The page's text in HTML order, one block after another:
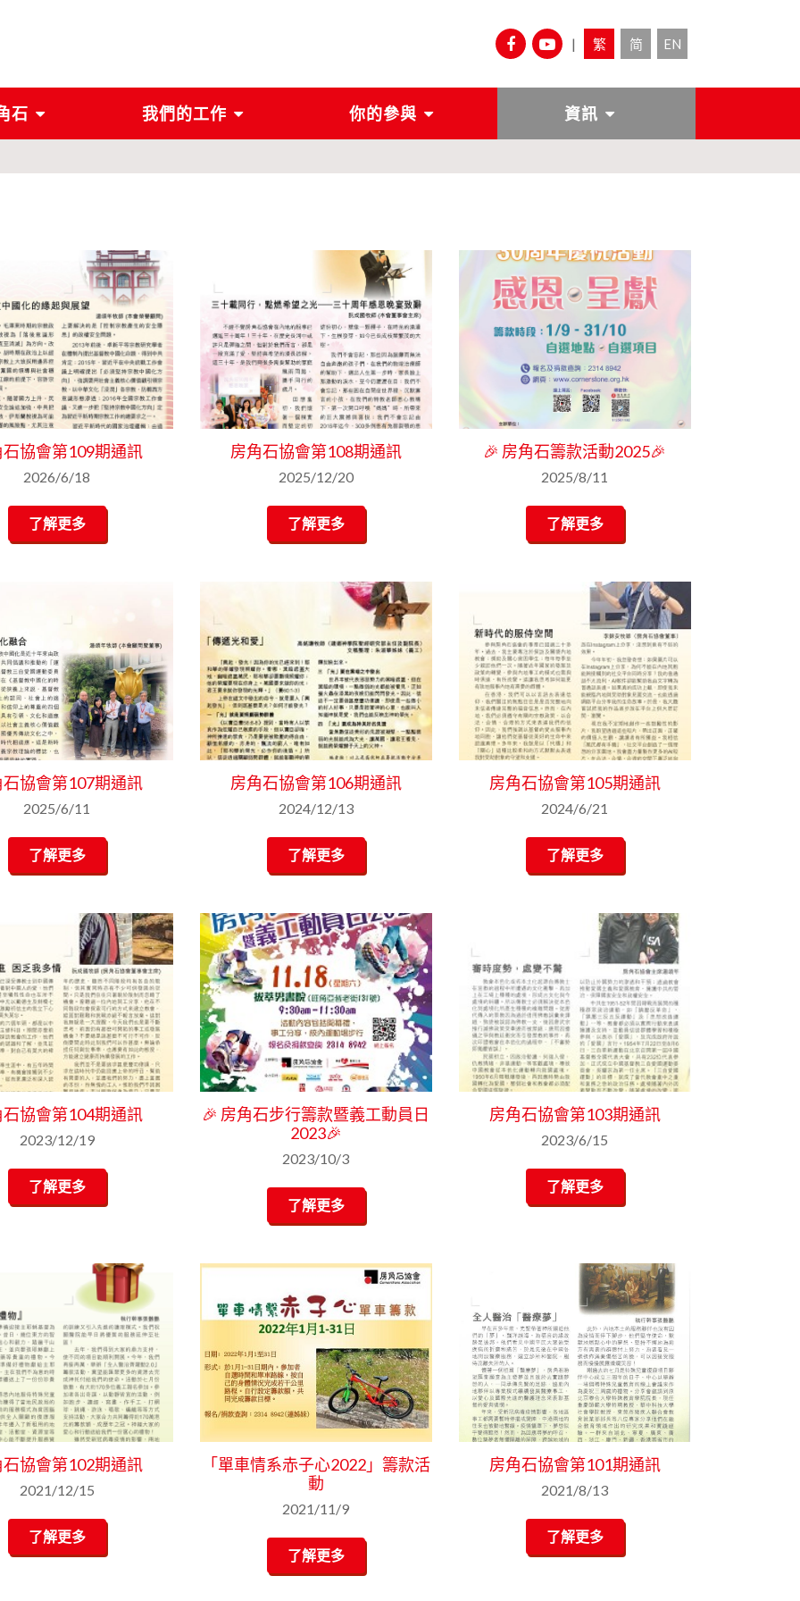
| 繁 简 EN
石 我們的工作 你的參與 資訊
協會第109期通訊
2026/6/18
了解更多
房角石協會第108期通訊
2025/12/20
了解更多
🎉 房角石籌款活動2025🎉
2025/8/11
了解更多
協會第107期通訊
2025/6/11
了解更多
房角石協會第106期通訊
2024/12/13
了解更多
房角石協會第105期通訊
2024/6/21
了解更多
協會第104期通訊
2023/12/19
了解更多
🎉 房角石步行籌款暨義工動員日
2023🎉
2023/10/3
了解更多
房角石協會第103期通訊
2023/6/15
了解更多
協會第102期通訊
2021/12/15
了解更多
「單車情系赤子心2022」籌款活
動
2021/11/9
了解更多
房角石協會第101期通訊
2021/8/13
了解更多